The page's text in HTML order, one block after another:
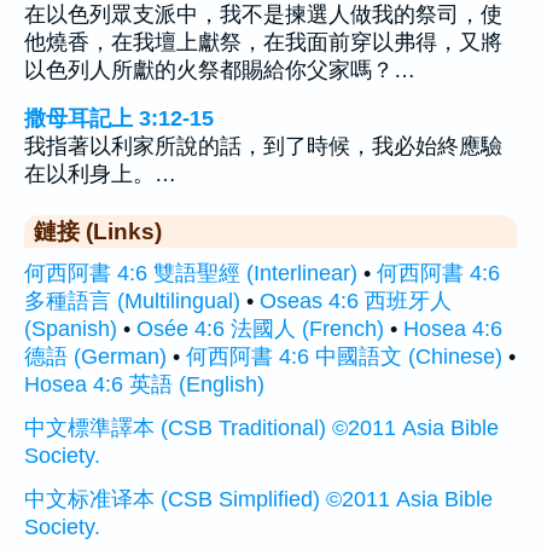
在以色列眾支派中，我不是揀選人做我的祭司，使
他燒香，在我壇上獻祭，在我面前穿以弗得，又將
以色列人所獻的火祭都賜給你父家嗎？…
撒母耳記上 3:12-15
我指著以利家所說的話，到了時候，我必始終應驗
在以利身上。…
鏈接 (Links)
何西阿書 4:6 雙語聖經 (Interlinear) • 何西阿書 4:6
多種語言 (Multilingual) • Oseas 4:6 西班牙人
(Spanish) • Osée 4:6 法國人 (French) • Hosea 4:6
德語 (German) • 何西阿書 4:6 中國語文 (Chinese) •
Hosea 4:6 英語 (English)
中文標準譯本 (CSB Traditional) ©2011 Asia Bible
Society.
中文标准译本 (CSB Simplified) ©2011 Asia Bible
Society.